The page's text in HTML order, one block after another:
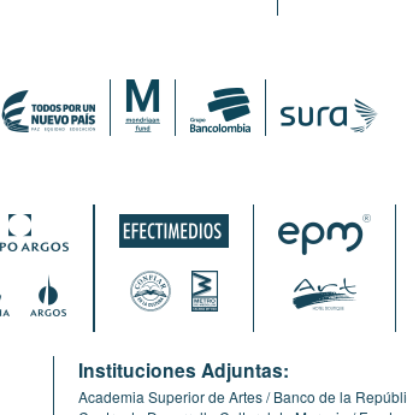
Instituciones Adjuntas:
Academia Superior de Artes Banco de la